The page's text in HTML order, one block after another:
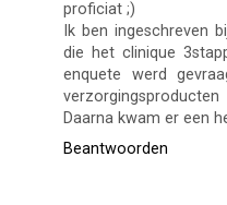
Wat gaaf voor je!
Gefeliciteerd!
Beantwoorden
Nathalie 10 februari